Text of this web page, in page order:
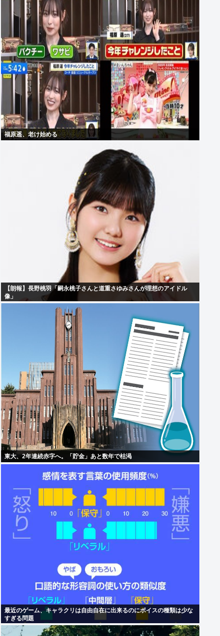
福原遥、老け始める
【朗報】長野桃羽「嗣永桃子さんと道重さゆみさんが理想のアイドル
像」
東大、2年連続赤字へ。「貯金」あと数年で枯渇
最近のゲーム、キャラクリは自由自在に出来るのにボイスの種類は少な
すぎる問題